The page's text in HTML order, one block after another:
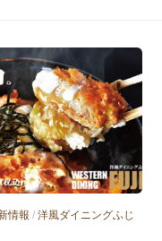
情報 / 洋風ダイニングふじ